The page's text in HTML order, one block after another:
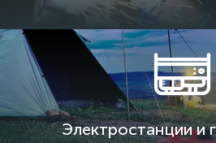
Электростанции и